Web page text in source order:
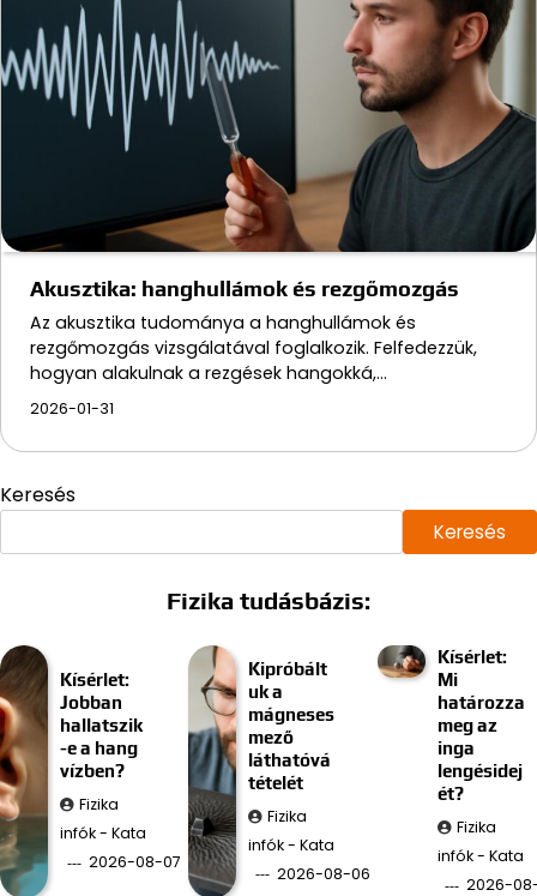
Akusztika: hanghullámok és rezgőmozgás
Az akusztika tudománya a hanghullámok és
rezgőmozgás vizsgálatával foglalkozik. Felfedezzük,
hogyan alakulnak a rezgések hangokká,…
2026-01-31
Keresés
Keresés
Fizika tudásbázis:
Kísérlet:
Jobban
hallatszik
-e a hang
vízben?
Fizika
infók - Kata
2026-08-07
Kipróbált
uk a
mágneses
mező
láthatóvá
tételét
Fizika
infók - Kata
2026-08-06
Kísérlet:
Mi
határozza
meg az
inga
lengésidej
ét?
Fizika
infók - Kata
2026-